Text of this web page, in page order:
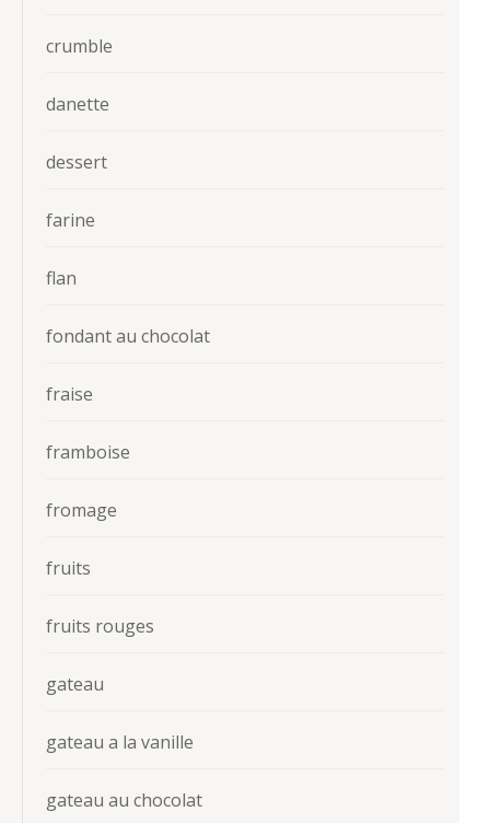
crumble
danette
dessert
farine
flan
fondant au chocolat
fraise
framboise
fromage
fruits
fruits rouges
gateau
gateau a la vanille
gateau au chocolat